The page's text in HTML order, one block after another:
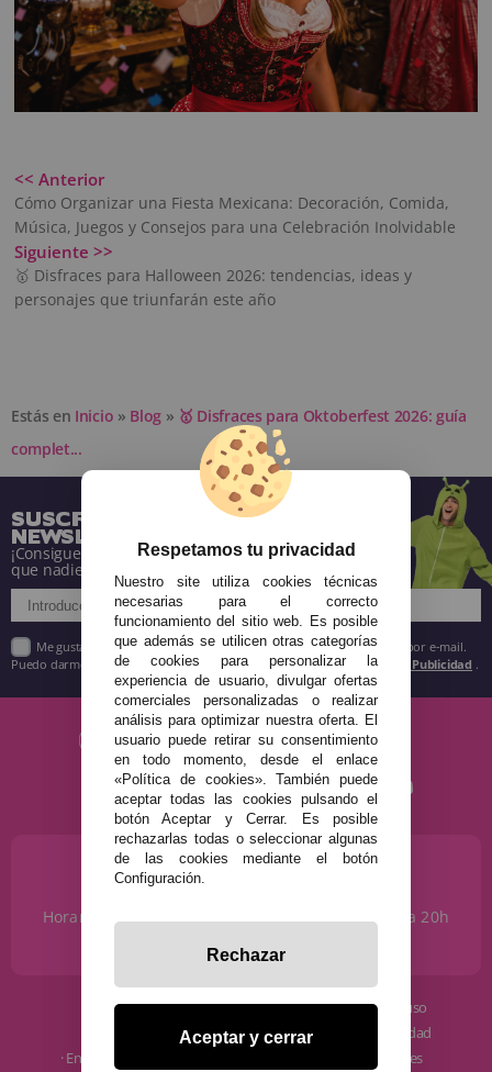
<< Anterior
Cómo Organizar una Fiesta Mexicana: Decoración, Comida,
Música, Juegos y Consejos para una Celebración Inolvidable
Siguiente >>
🥇 Disfraces para Halloween 2026: tendencias, ideas y
personajes que triunfarán este año
Estás en Inicio » Blog » 🥇 Disfraces para Oktoberfest 2026: guía
complet...
SUSCRÍBETE A NUESTRA
NEWSLETTER
¡Consigue descuentos y entérate de todo antes
que nadie!
Me gustaría recibir descuentos exclusivos, novedades y tendencias por e-mail.
Puedo darme de baja cuando quiera según lo recogido en la Política de Publicidad .
¿NECESITAS AYUDA?
Horario de Lunes a Sábados de 10 a 14h y de 17 a 20h
info@disfracestuyyo.com
· Quiénes somos
· Envíos y Devoluciones
· Condiciones de uso
· Política de privacidad
· Política de cookies
Respetamos tu privacidad
Nuestro site utiliza cookies técnicas
necesarias para el correcto
funcionamiento del sitio web. Es posible
que además se utilicen otras categorías
de cookies para personalizar la
experiencia de usuario, divulgar ofertas
comerciales personalizadas o realizar
análisis para optimizar nuestra oferta. El
usuario puede retirar su consentimiento
en todo momento, desde el enlace
«Política de cookies». También puede
aceptar todas las cookies pulsando el
botón Aceptar y Cerrar. Es posible
rechazarlas todas o seleccionar algunas
de las cookies mediante el botón
Configuración.
Rechazar
Aceptar y cerrar